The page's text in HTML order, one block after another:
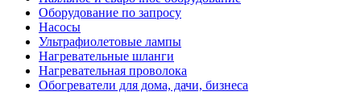
Оборудование по запросу
Насосы
Ультрафиолетовые лампы
Нагревательные шланги
Нагревательная проволока
Обогреватели для дома, дачи, бизнеса